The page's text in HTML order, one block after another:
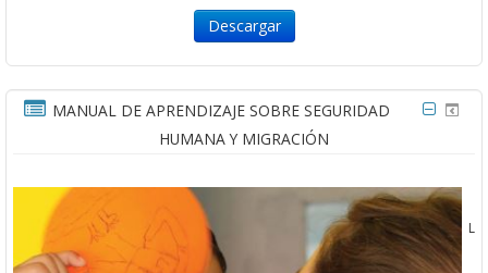
Descargar
MANUAL DE APRENDIZAJE SOBRE SEGURIDAD
HUMANA Y MIGRACIÓN
L